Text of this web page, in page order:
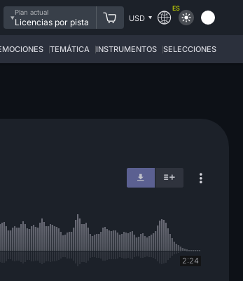
Plan actual
Licencias por pista USD
ES
TEMÁTICA INSTRUMENTOS SELECCIONES
2:24